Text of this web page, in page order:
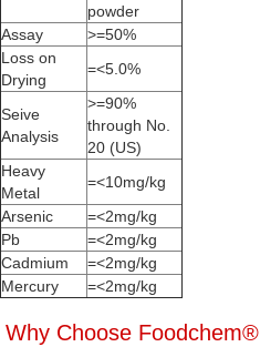
powder
Assay
>=50%
Loss on
Drying
=<5.0%
Seive
Analysis
>=90%
through No.
20 (US)
Heavy
Metal
=<10mg/kg
Arsenic
=<2mg/kg
Pb
=<2mg/kg
Cadmium
=<2mg/kg
Mercury
=<2mg/kg
Why Choose Foodchem®